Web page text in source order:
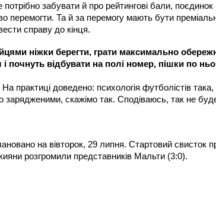
забувати й про рейтингові бали, поєдинок
перемогти. Та й за перемогу мають бути
справу до кінця.
ніжки берегти, грати максимально
почнуть відбувати на полі номер, пішки по
практиці доведено: психологія футболістів
зарядженими, скажімо так. Сподіваюсь, так не
на вівторок, 29 липня. Стартовий свисток
розгромили представників Мальти (3:0).